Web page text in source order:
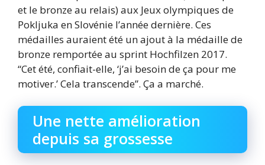
et le bronze au relais) aux Jeux olympiques de
Pokljuka en Slovénie l’année dernière. Ces
médailles auraient été un ajout à la médaille de
bronze remportée au sprint Hochfilzen 2017.
“Cet été, confiait-elle, ‘j’ai besoin de ça pour me
motiver.’ Cela transcende”. Ça a marché.
Une nette amélioration
depuis sa grossesse